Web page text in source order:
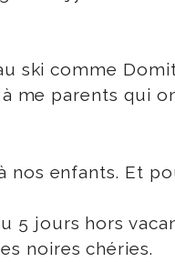
ski comme
à me parents qui
enfants. Et
5 jours hors
noires chéries.